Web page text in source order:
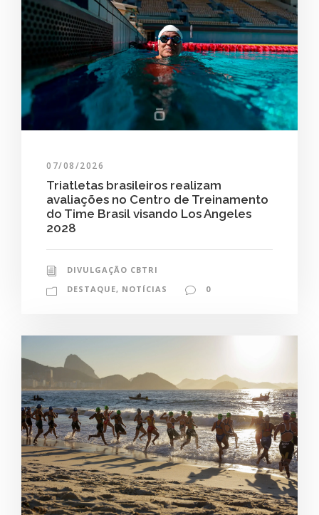
07/08/2026
Triatletas brasileiros realizam
avaliações no Centro de Treinamento
do Time Brasil visando Los Angeles
2028
DIVULGAÇÃO CBTRI
DESTAQUE, NOTÍCIAS 0